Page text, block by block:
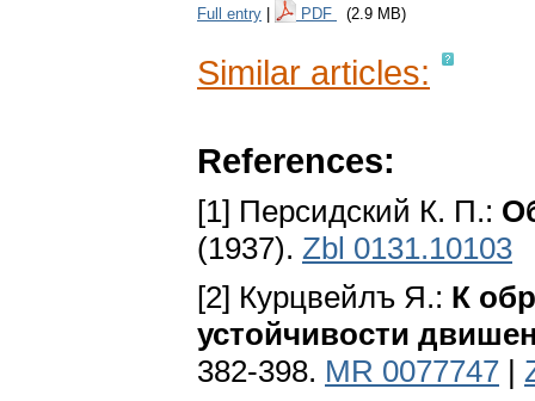
Full entry PDF (2.9 MB)
Similar articles:
References:
[1] Персидский К. П.:
(1937). Zbl 0131.10103
[2] Курцвейлъ Я.: К
устойчивости
382-398. MR 0077747 |